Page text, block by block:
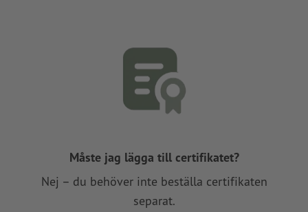
Måste jag lägga till certifikatet?
Nej – du behöver inte beställa certifikaten
separat.